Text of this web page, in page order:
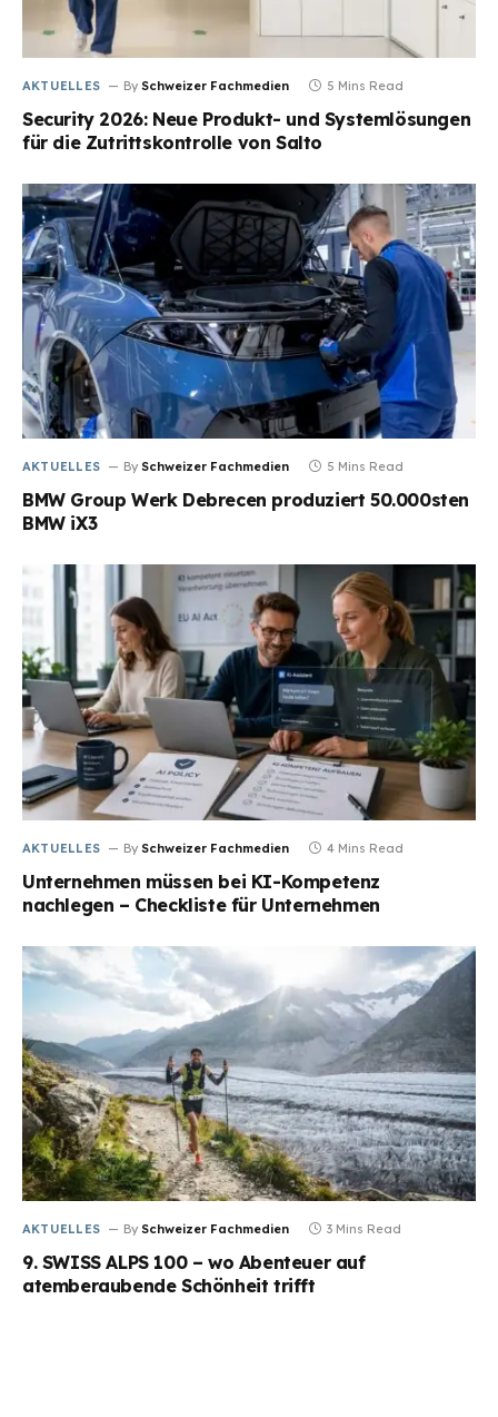
AKTUELLES By Schweizer Fachmedien 5 Mins Read
Security 2026: Neue Produkt- und Systemlösungen
für die Zutrittskontrolle von Salto
AKTUELLES By Schweizer Fachmedien 5 Mins Read
BMW Group Werk Debrecen produziert 50.000sten
BMW iX3
AKTUELLES By Schweizer Fachmedien 4 Mins Read
Unternehmen müssen bei KI-Kompetenz
nachlegen – Checkliste für Unternehmen
AKTUELLES By Schweizer Fachmedien 3 Mins Read
9. SWISS ALPS 100 – wo Abenteuer auf
atemberaubende Schönheit trifft